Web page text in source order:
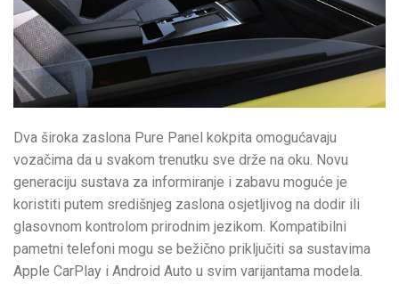
Dva široka zaslona Pure Panel kokpita omogućavaju
vozačima da u svakom trenutku sve drže na oku. Novu
generaciju sustava za informiranje i zabavu moguće je
koristiti putem središnjeg zaslona osjetljivog na dodir ili
glasovnom kontrolom prirodnim jezikom. Kompatibilni
pametni telefoni mogu se bežično priključiti sa sustavima
Apple CarPlay i Android Auto u svim varijantama modela.